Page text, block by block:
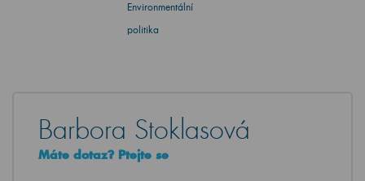
Environmentální
politika
Barbora Stoklasová
Máte dotaz? Ptejte se